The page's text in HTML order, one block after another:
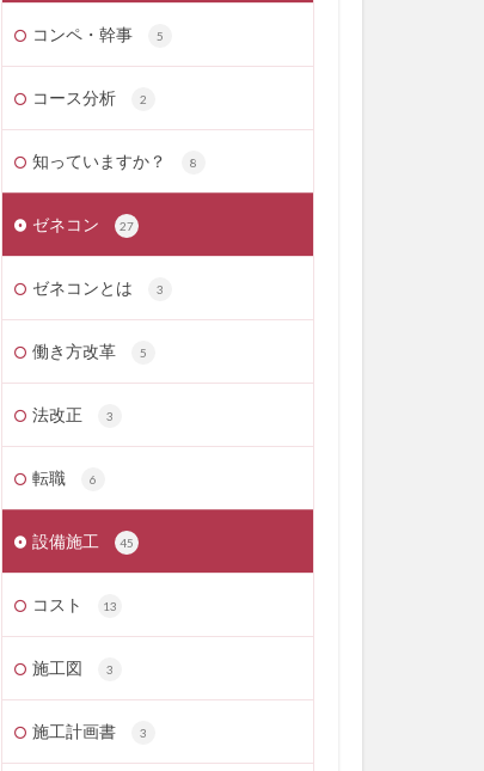
コンペ・幹事 5
コース分析 2
知っていますか？ 8
ゼネコン 27
ゼネコンとは 3
働き方改革 5
法改正 3
転職 6
設備施工 45
コスト 13
施工図 3
施工計画書 3